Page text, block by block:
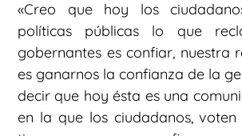
«Creo que hoy los
políticas públicas lo que
gobernantes es confiar, nuestra
es ganarnos la confianza de la
decir que hoy ésta es una
en la que los ciudadanos,